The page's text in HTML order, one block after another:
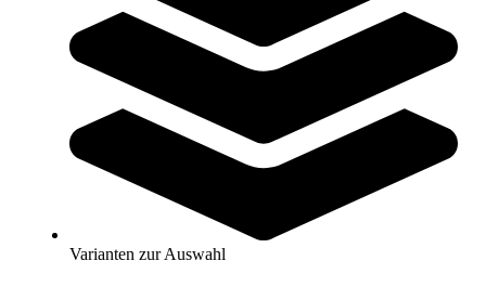
Varianten zur Auswahl
Sofort lieferbar
ONIX® Pickleball Dura Fast Outdoor Yellow 4-Pack